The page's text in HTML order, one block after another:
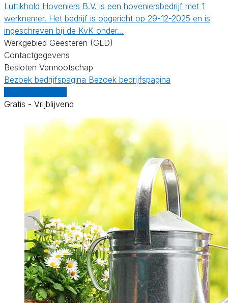
Luttikhold Hoveniers B.V. is een hoveniersbedrijf met 1
werknemer. Het bedrijf is opgericht op 29-12-2025 en is
ingeschreven bij de KvK onder…
Werkgebied Geesteren (GLD)
Contactgegevens
Besloten Vennootschap
Bezoek bedrijfspagina Bezoek bedrijfspagina
Gratis - Vrijblijvend